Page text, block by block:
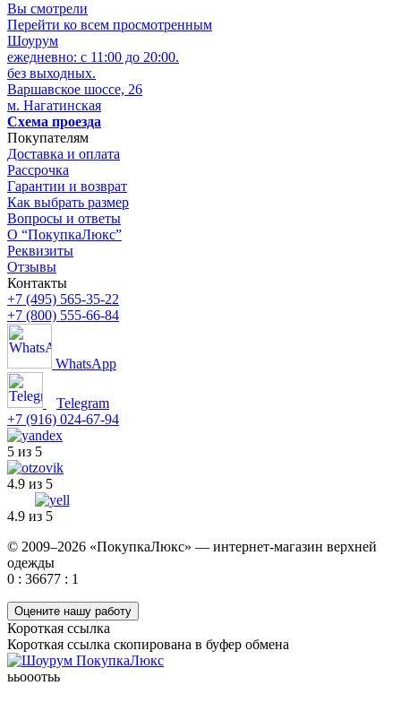
Вы смотрели
Перейти ко всем просмотренным
Шоурум
ежедневно: с 11:00 до 20:00.
без выходных.
Варшавское шоссе, 26
м. Нагатинская
Схема проезда
Покупателям
Доставка и оплата
Рассрочка
Гарантии и возврат
Как выбрать размер
Вопросы и ответы
О “ПокупкаЛюкс”
Реквизиты
Отзывы
Контакты
+7 (495) 565-35-22
+7 (800) 555-66-84
WhatsApp
Telegram
+7 (916) 024-67-94
5 из 5
4.9 из 5
4.9 из 5
© 2009–2026 «ПокупкаЛюкс» — интернет-магазин верхней
одежды
0 : 36677 : 1
Оцените нашу работу
Короткая ссылка
Короткая ссылка скопирована в буфер обмена
ььооотьь